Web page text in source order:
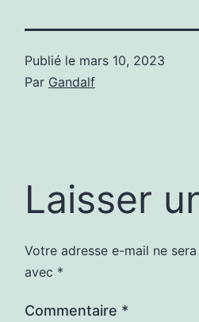
Publié le mars 10, 2023
Par Gandalf
Laisser
Votre adresse e-mail ne
avec *
Commentaire *